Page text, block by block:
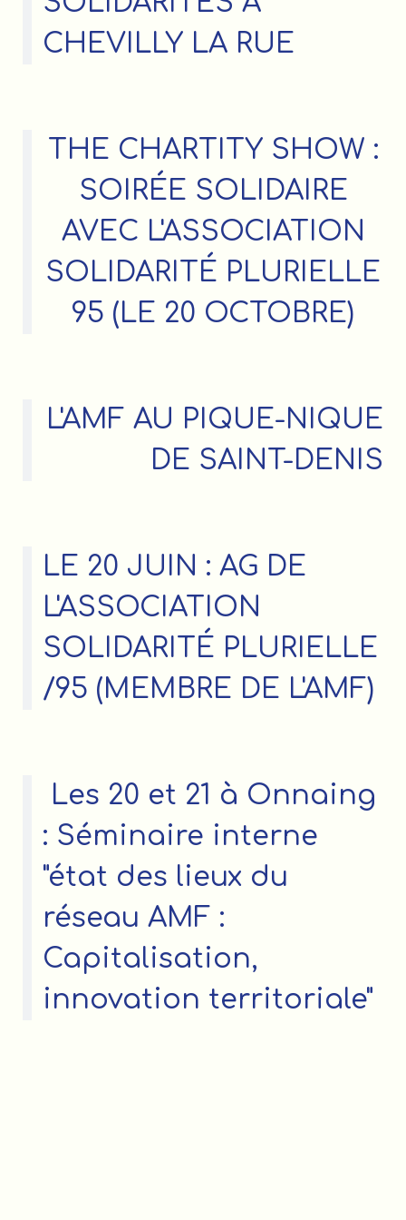
CHEVILLY LA RUE
THE CHARTITY SHOW :
SOIRÉE SOLIDAIRE
AVEC L'ASSOCIATION
SOLIDARITÉ PLURIELLE
95 (LE 20 OCTOBRE)
L'AMF AU PIQUE-NIQUE
DE SAINT-DENIS
LE 20 JUIN : AG DE
L'ASSOCIATION
SOLIDARITÉ PLURIELLE
/95 (MEMBRE DE L'AMF)
Les 20 et 21 à Onnaing
: Séminaire interne
"état des lieux du
réseau AMF :
Capitalisation,
innovation territoriale"